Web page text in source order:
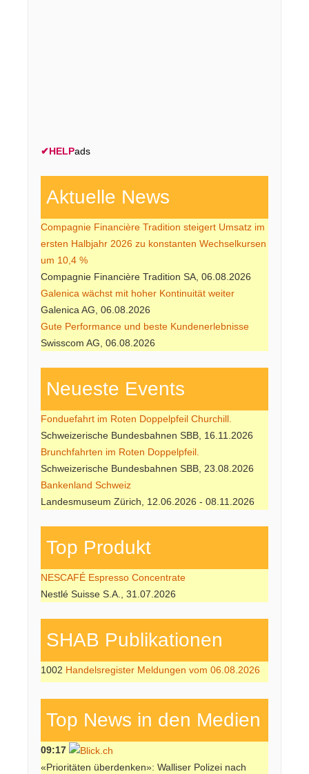
✔HELPads
Aktuelle News
Compagnie Financière Tradition steigert Umsatz im
ersten Halbjahr 2026 zu konstanten Wechselkursen
um 10,4 %
Compagnie Financière Tradition SA, 06.08.2026
Galenica wächst mit hoher Kontinuität weiter
Galenica AG, 06.08.2026
Gute Performance und beste Kundenerlebnisse
Swisscom AG, 06.08.2026
Neueste Events
Fonduefahrt im Roten Doppelpfeil Churchill.
Schweizerische Bundesbahnen SBB, 16.11.2026
Brunchfahrten im Roten Doppelpfeil.
Schweizerische Bundesbahnen SBB, 23.08.2026
Bankenland Schweiz
Landesmuseum Zürich, 12.06.2026 - 08.11.2026
Top Produkt
NESCAFÉ Espresso Concentrate
Nestlé Suisse S.A., 31.07.2026
SHAB Publi­kati­onen
1002 Handelsregister Meldungen vom 06.08.2026
Top News in den Medien
09:17
«Prioritäten überdenken»: Walliser Polizei nach